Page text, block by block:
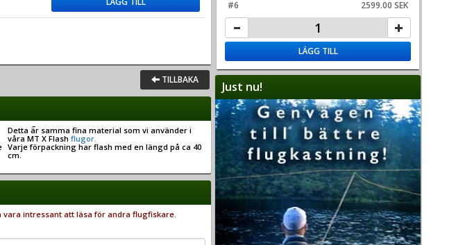
TILLBAKA
Detta är samma fina material som vi använder i
våra MT X Flash flugor.
Varje förpackning har flash med en längd på ca 40
cm.
intressant att läsa för andra flugfiskare.
#6 2599.00 SEK
LÄGG TILL
Just nu!